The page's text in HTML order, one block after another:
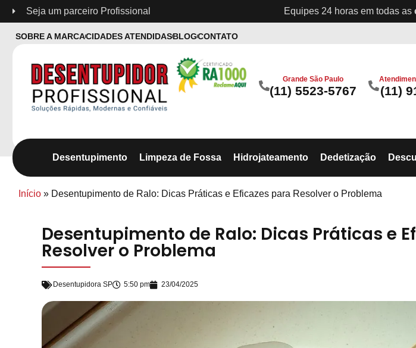
Seja um parceiro Profissional Equipes 24 horas em todas as
SOBRE A MARCACIDADES ATENDIDASBLOGCONTATO
Grande São Paulo
(11) 5523-5767 (11)
Desentupimento Limpeza de Fossa Hidrojateamento Dedetização
Início » Desentupimento de Ralo: Dicas Práticas e Eficazes para Resolver o Problema
Desentupimento de Ralo: Dicas Práticas e
Resolver o Problema
Desentupidora SP 5:50 pm 23/04/2025